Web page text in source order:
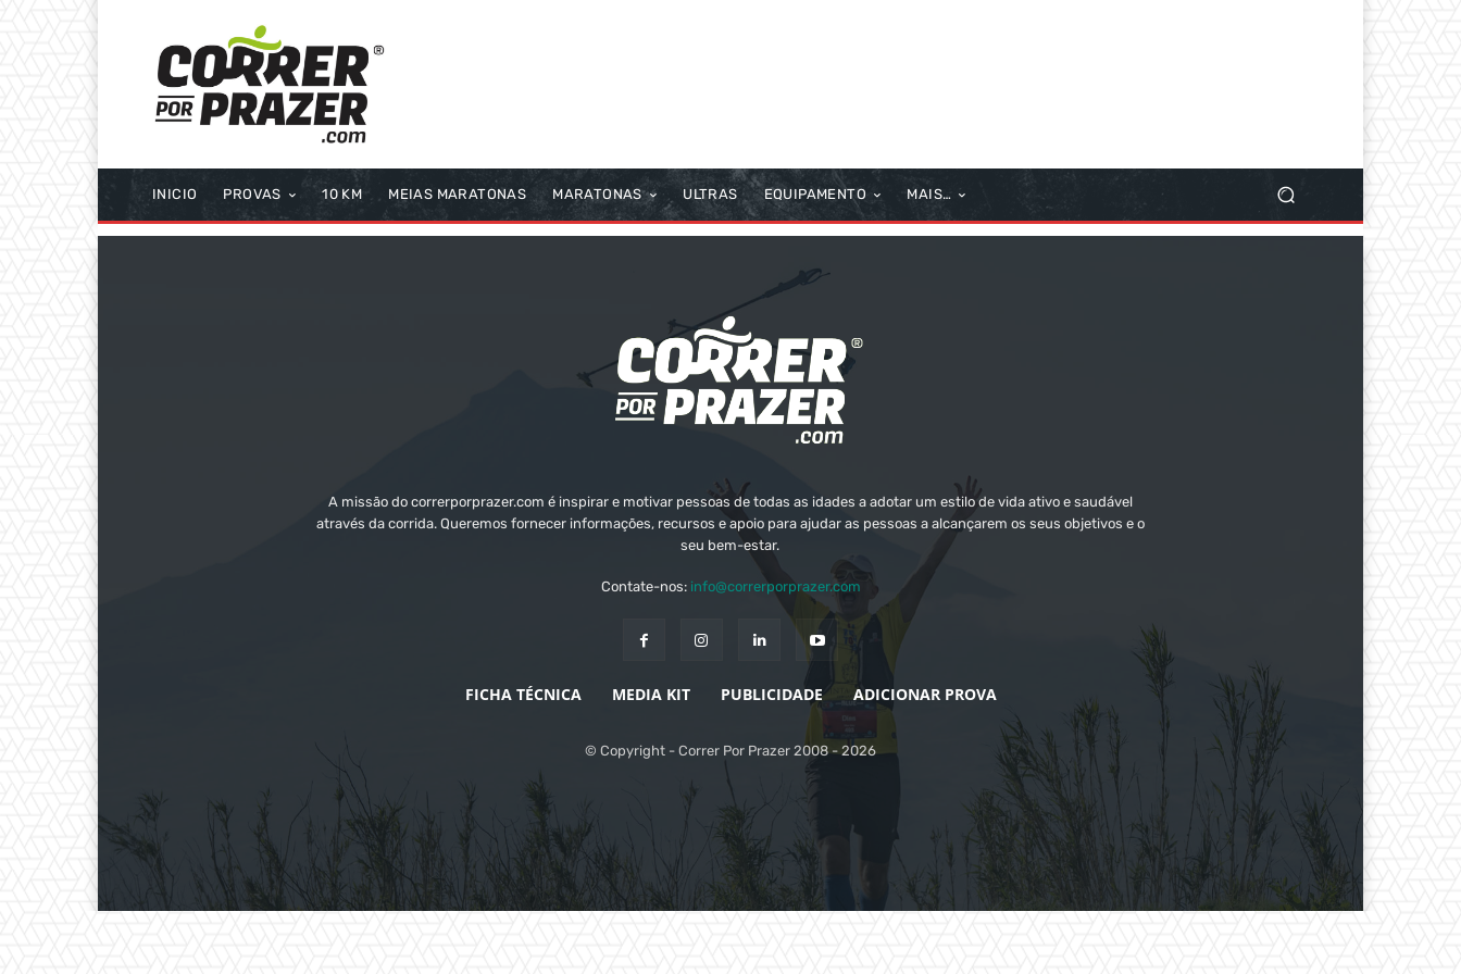
INICIO PROVAS 10 KM MEIAS MARATONAS MARATONAS ULTRAS EQUIPAMENTO MAIS…
A missão do correrporprazer.com é inspirar e motivar pessoas de todas as idades a adotar um estilo de vida ativo e saudável
através da corrida. Queremos fornecer informações, recursos e apoio para ajudar as pessoas a alcançarem os seus objetivos e o
seu bem-estar.
Contate-nos: info@correrporprazer.com
FICHA TÉCNICA MEDIA KIT PUBLICIDADE ADICIONAR PROVA
© Copyright - Correr Por Prazer 2008 - 2026